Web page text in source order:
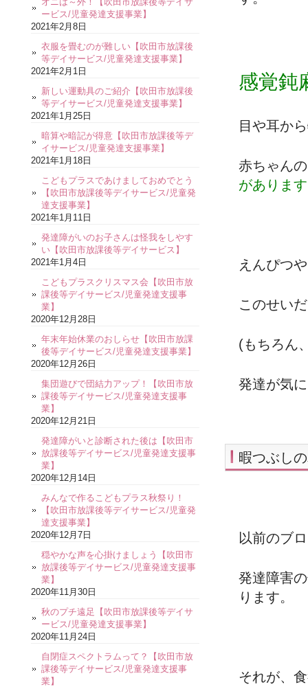
感覚鈍
目や耳か
赤ちゃん
がありま
えんぴつ
このせい
(もちろん
発達が気
暇つぶし
以前のブ
発達障害
ります。
それが、
ービス/児童発達支援事業】
2021年2月8日
衣服を畳むのが難しい【吹田市放課後
等デイサービス/児童発達支援事業】
2021年2月1日
新しい運動具のご紹介【吹田市放課後
等デイサービス/児童発達支援事業】
2021年1月25日
暗算や暗記が得意【吹田市放課後等デ
イサービス/児童発達支援事業】
2021年1月18日
こどもプラスであけましておめでとう
【吹田市放課後等デイサービス/児童発
達支援事業】
2021年1月11日
発達障がいのお子さんは怪我をしやす
い【吹田市放課後等デイサービス】
2021年1月4日
こどもプラスクリスマス会【吹田市放
課後等デイサービス/児童発達支援事
業】
2020年12月28日
年末年始休業のおしらせ【吹田市放課
後等デイサービス/児童発達支援事業】
2020年12月26日
集団遊びで団結力アップ！【吹田市放
課後等デイサービス/児童発達支援事
業】
2020年12月21日
発達障がいと診断された後は【吹田市
放課後等デイサービス/児童発達支援事
業】
2020年12月14日
みんなで作るこどもプラス秋祭り！
【吹田市放課後等デイサービス/児童発
達支援事業】
2020年12月7日
穏やかな声を心掛けましょう【吹田市
放課後等デイサービス/児童発達支援事
業】
2020年11月30日
秋のプチ遠足【吹田市放課後等デイサ
ービス/児童発達支援事業】
2020年11月24日
自閉症スペクトラムって？【吹田市放
課後等デイサービス/児童発達支援事
業】